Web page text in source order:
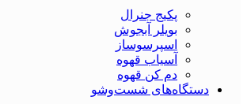
پکیج جنرال
بویلر آبجوش
اسپرسوساز
آسیاب قهوه
دم کن قهوه
دستگاه‌های شست‌و‌شو